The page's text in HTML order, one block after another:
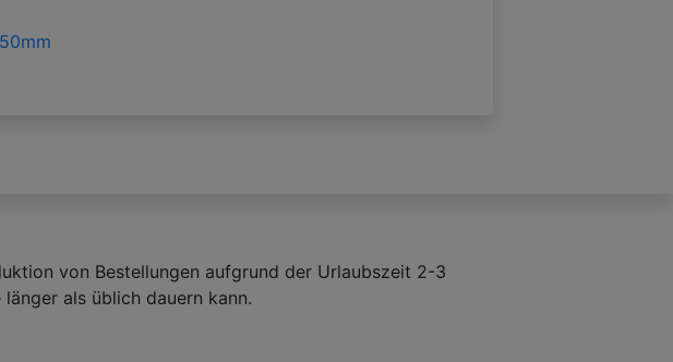
von Bestellungen aufgrund der Urlaubszeit 2-3
länger als üblich dauern kann.